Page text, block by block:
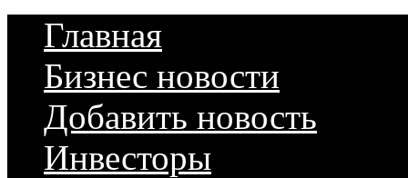
Главная
Бизнес новости
Добавить новость
Инвесторы